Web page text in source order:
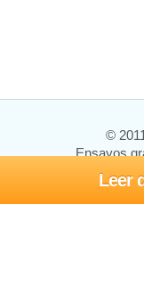
Leer
©
Ensayos